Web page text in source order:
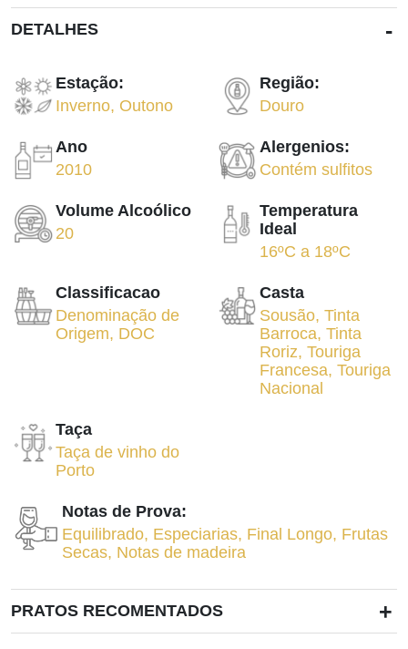
DETALHES -
Estação:
Inverno, Outono
Região:
Douro
Ano
2010
Alergenios:
Contém sulfitos
Volume Alcoólico
20
Temperatura
Ideal
16ºC a 18ºC
Classificacao
Denominação de
Origem, DOC
Casta
Sousão,Tinta
Barroca,Tinta
Roriz,Touriga
Francesa,Touriga
Nacional
Taça
Taça de vinho do
Porto
Notas de Prova:
Equilibrado, Especiarias, Final Longo, Frutas
Secas, Notas de madeira
PRATOS RECOMENTADOS +